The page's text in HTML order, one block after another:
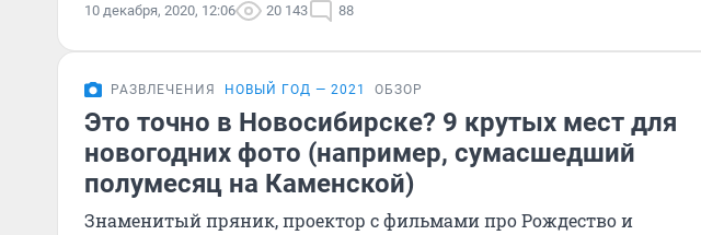
10 декабря, 2020, 12:06 20 143 88
РАЗВЛЕЧЕНИЯ НОВЫЙ ГОД — 2021 ОБЗОР
Это точно в Новосибирске? 9 крутых мест для
новогодних фото (например, сумасшедший
полумесяц на Каменской)
Знаменитый пряник, проектор с фильмами про Рождество и